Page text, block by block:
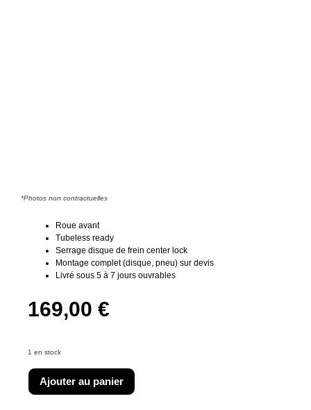
*Photos non contractuelles
Roue avant
Tubeless ready
Serrage disque de frein center lock
Montage complet (disque, pneu) sur devis
Livré sous 5 à 7 jours ouvrables
169,00 €
1 en stock
Ajouter au panier